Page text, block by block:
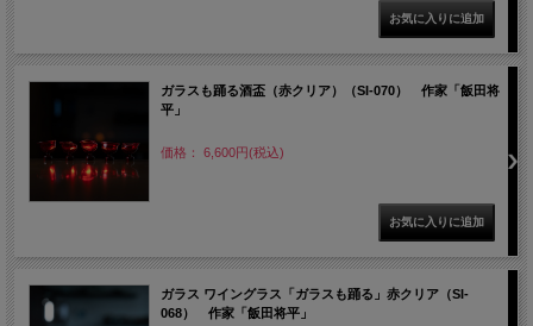
ガラスも踊る酒盃（赤クリア）（SI-070） 作家「飯田将
平」
価格： 6,600円(税込)
ガラス ワイングラス「ガラスも踊る」赤クリア（SI-
068） 作家「飯田将平」